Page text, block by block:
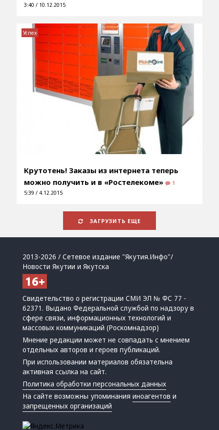
3:40 / 10.12.2015
Крутотень! Заказы из интернета теперь
можно получить и в «Ростелекоме»
1
5:39 / 4.12.2015
Успех
ЗАГРУЗИТЬ ЕЩЕ
2013-2026 / Сетевое издание "Якутия.Инфо"/
Новости Якутии и Якутска
Свидетельство о регистрации СМИ ЭЛ № ФС 77 -
62371. Выдано Федеральной службой по надзору в
сфере связи, информационных технологий и
массовых коммуникаций (Роскомнадзор)
Мнение редакции может не совпадать с мнением
отдельных авторов и героев публикаций.
При использовании материалов обязательна
активная ссылка на сайт.
Политика обработки персональных данных
На сайте возможны упоминанияиноагентов и
запрещенных организаций